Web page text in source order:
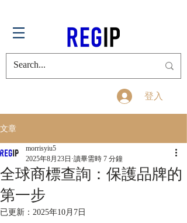
登入
文章
全球商標查詢：保護品牌的
第一步
morrisyiu5
2025年8月23日 讀畢需時 7 分鐘
已更新： 2025年10月7日